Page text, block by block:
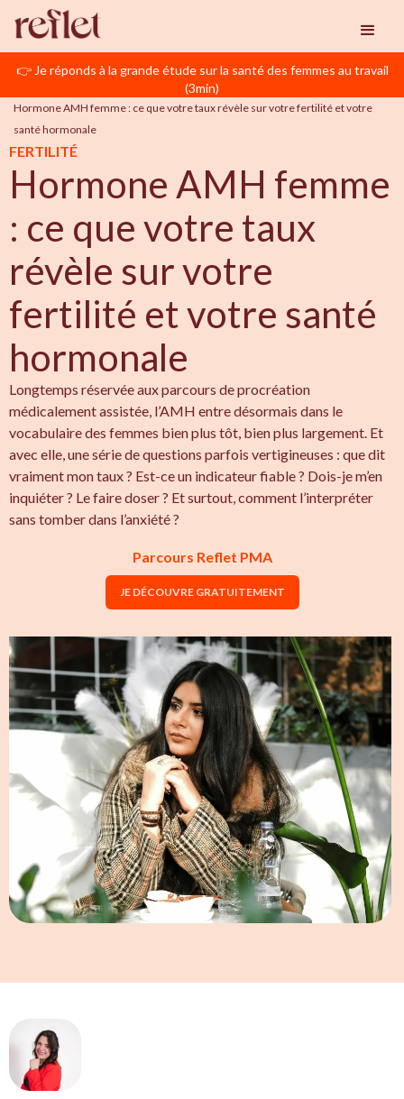
👉 Je réponds à la grande étude sur la santé des femmes au travail
(3min)
Hormone AMH femme : ce que votre taux révèle sur votre fertilité et votre
santé hormonale
FERTILITÉ
Hormone AMH femme
: ce que votre taux
révèle sur votre
fertilité et votre santé
hormonale
Longtemps réservée aux parcours de procréation
médicalement assistée, l’AMH entre désormais dans le
vocabulaire des femmes bien plus tôt, bien plus largement. Et
avec elle, une série de questions parfois vertigineuses : que dit
vraiment mon taux ? Est-ce un indicateur fiable ? Dois-je m’en
inquiéter ? Le faire doser ? Et surtout, comment l’interpréter
sans tomber dans l’anxiété ?
Parcours Reflet PMA
JE DÉCOUVRE GRATUITEMENT